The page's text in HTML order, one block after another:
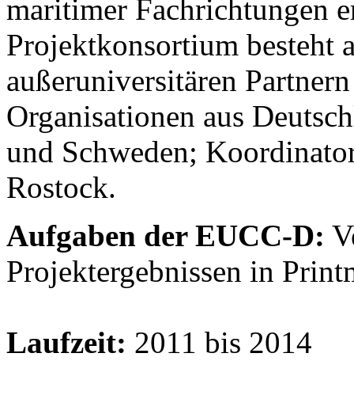
maritimer Fachrichtungen
Projektkonsortium besteht
außeruniversitären
Organisationen aus
und Schweden;
Rostock.
Aufgaben der EUCC-D:
Projektergebnissen in
Laufzeit: 2011 bis 2014